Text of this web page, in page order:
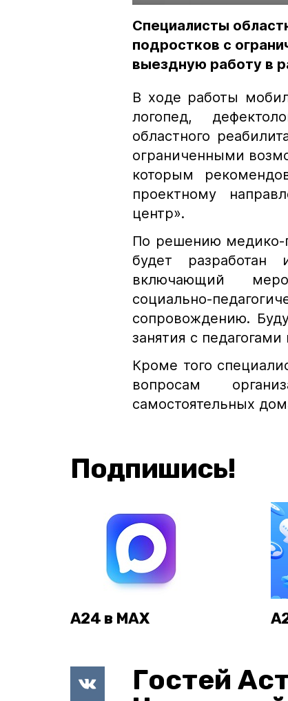
Специалисты
подростков с
выездную работу в
В ходе работы
логопед,
областного
ограниченными
которым
проектному
центр».
По решению медико-
будет разработан
включающий
социально-
сопровождению.
занятия с
Кроме того
вопросам
самостоятельных
Подпишись!
А24 в MAX
Гостей